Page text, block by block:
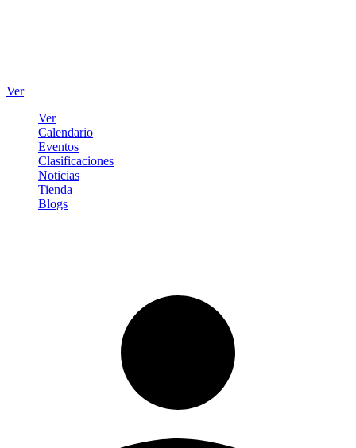
Ver
Ver
Calendario
Eventos
Clasificaciones
Noticias
Tienda
Blogs